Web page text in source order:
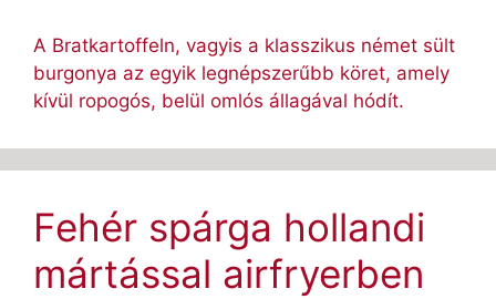
A Bratkartoffeln, vagyis a klasszikus német sült
burgonya az egyik legnépszerűbb köret, amely
kívül ropogós, belül omlós állagával hódít.
Fehér spárga hollandi
mártással airfryerben